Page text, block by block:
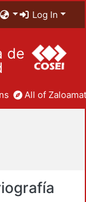
Log In
de
All of